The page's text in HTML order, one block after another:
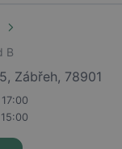
B
Zábřeh, 78901